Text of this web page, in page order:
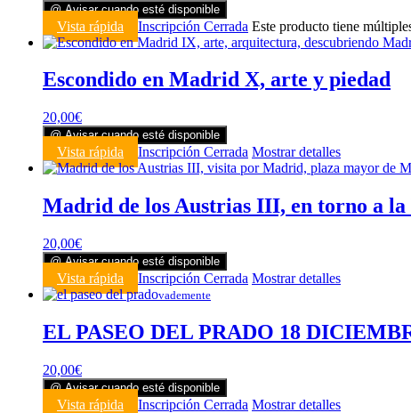
@ Avisar cuando esté disponible
Vista rápida Inscripción Cerrada Este producto tiene
Escondido en Madrid X, arte y piedad
20,00€
@ Avisar cuando esté disponible
Vista rápida Inscripción Cerrada Mostrar detalles
Madrid de los Austrias III, en torno a
20,00€
@ Avisar cuando esté disponible
Vista rápida Inscripción Cerrada Mostrar detalles
vademente
EL PASEO DEL PRADO 18
20,00€
@ Avisar cuando esté disponible
Vista rápida Inscripción Cerrada Mostrar detalles